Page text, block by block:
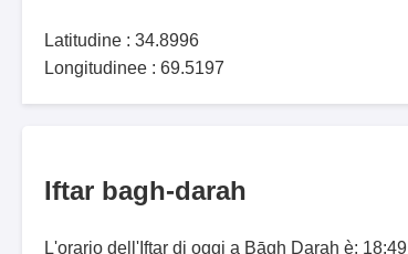
Latitudine : 34.8996
Longitudinee : 69.5197
Iftar bagh-darah
L'orario dell'Iftar di oggi a Bāgh Darah è: 18:49